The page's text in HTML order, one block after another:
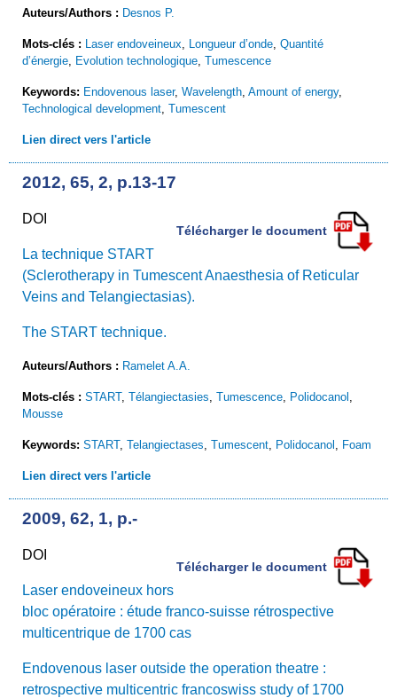
Auteurs/Authors : Desnos P.
Mots-clés : Laser endoveineux Longueur d’onde Quantité
d’énergie
Evolution technologique Tumescence
Keywords: Endovenous laser, Wavelength Amount of energy,
Technological development Tumescent
Lien direct vers l'article
2012, 65, 2, p.13-17
DOI
Télécharger le document
La technique START
(Sclerotherapy in Tumescent Anaesthesia of Reticular
Veins and Telangiectasias).
The START technique.
Auteurs/Authors : Ramelet A.A.
Mots-clés : START, Télangiectasies Tumescence Polidocanol
Mousse
Keywords: START, Telangiectases Tumescent Polidocanol Foam
Lien direct vers l'article
2009, 62, 1, p.-
DOI
Télécharger le document
Laser endoveineux hors
bloc opératoire : étude franco-suisse rétrospective
multicentrique de 1700 cas
Endovenous laser outside the operation theatre :
retrospective multicentric francoswiss study of 1700